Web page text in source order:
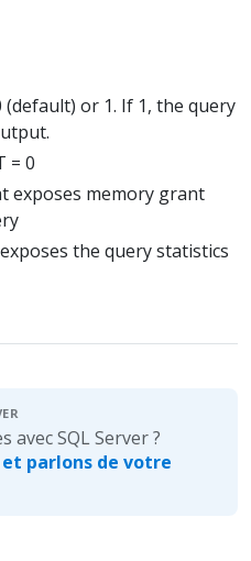
or 1. If 1, the query
= 0
exposes memory grant
the query statistics
avec SQL Server ?
parlons de votre